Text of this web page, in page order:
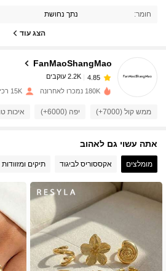
חומר: נתך נחושת
הצג עוד
FanMaoShangMao
4.85
2.2K עוקבים
o***4
שילם לפני יום אחד
4.85 2.2K עוקבים
4.85 2.2K עוקבים
4.85 2.2K עוקבים
4.85 2.2K עוקבים
180K נמכרו לאחרונה 15K רכישה חוזרת
ממש קול (7000+) יפה (6000+) איכות
אתה עשוי גם לאהוב
מומלצים אקססוריס לביגוד תיקים ומזוודות